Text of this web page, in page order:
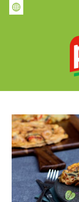
Direkt
zum